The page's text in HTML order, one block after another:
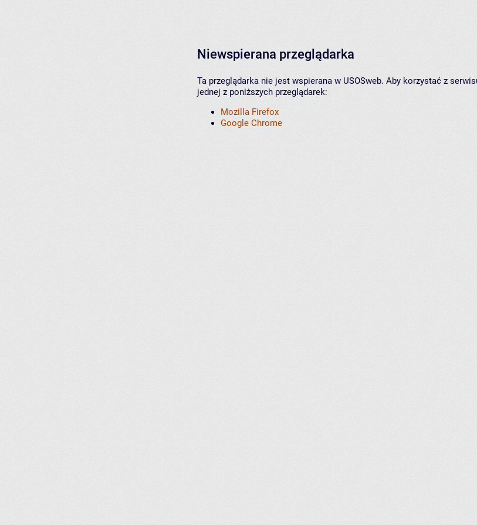
Niewspierana przeglądarka
Ta przeglądarka nie jest wspierana w USOSweb. Aby korzystać z
jednej z poniższych przeglądarek:
Mozilla Firefox
Google Chrome